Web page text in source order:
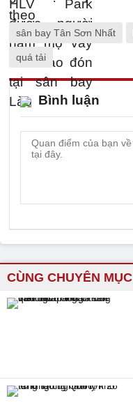
sân bay Tân Sơn Nhất
quá tải
Bình luận
CÙNG CHUYÊN MỤC